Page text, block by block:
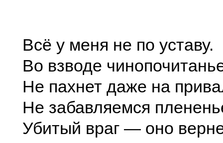
Всё у меня не по уставу.
Во взводе
Не пахнет даже на
Не забавляемся
Убитый враг — оно